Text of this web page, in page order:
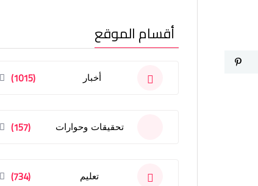
أقسام الموقع
أخبار (1015)
تحقيقات وحوارات (157)
تعليم (734)